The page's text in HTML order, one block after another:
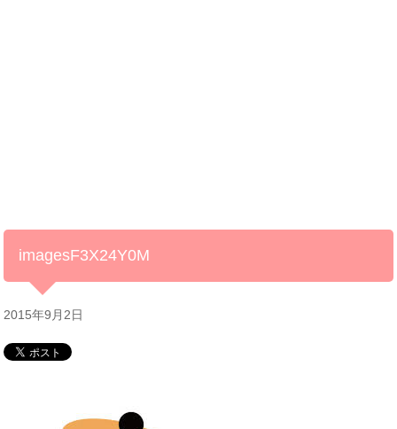
imagesF3X24Y0M
2015年9月2日